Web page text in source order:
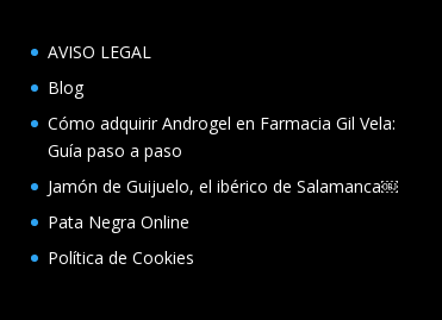
AVISO LEGAL
Blog
Cómo adquirir Androgel en Farmacia Gil Vela:
Guía paso a paso
Jamón de Guijuelo, el ibérico de Salamanca￼
Pata Negra Online
Política de Cookies